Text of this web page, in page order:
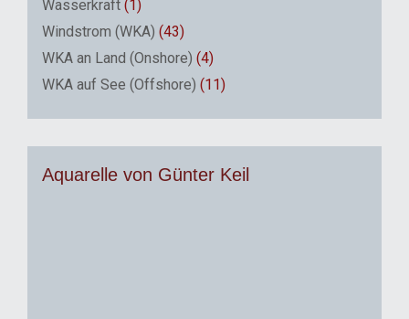
Wasserkraft (1)
Windstrom (WKA) (43)
WKA an Land (Onshore) (4)
WKA auf See (Offshore) (11)
Aquarelle von Günter Keil